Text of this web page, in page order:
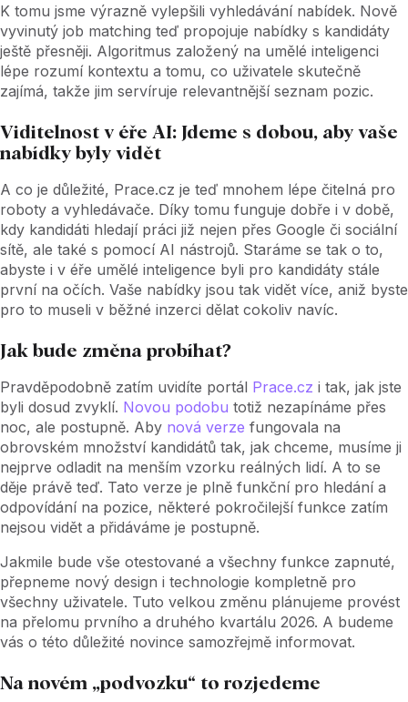
K tomu jsme výrazně vylepšili vyhledávání nabídek. Nově
vyvinutý job matching teď propojuje nabídky s kandidáty
ještě přesněji. Algoritmus založený na umělé inteligenci
lépe rozumí kontextu a tomu, co uživatele skutečně
zajímá, takže jim servíruje relevantnější seznam pozic.
Viditelnost v éře AI: Jdeme s dobou, aby vaše
nabídky byly vidět
A co je důležité, Prace.cz je teď mnohem lépe čitelná pro
roboty a vyhledávače. Díky tomu funguje dobře i v době,
kdy kandidáti hledají práci již nejen přes Google či sociální
sítě, ale také s pomocí AI nástrojů. Staráme se tak o to,
abyste i v éře umělé inteligence byli pro kandidáty stále
první na očích. Vaše nabídky jsou tak vidět více, aniž byste
pro to museli v běžné inzerci dělat cokoliv navíc.
Jak bude změna probíhat?
Pravděpodobně zatím uvidíte portál Prace.cz i tak, jak jste
byli dosud zvyklí. Novou podobu totiž nezapínáme přes
noc, ale postupně. Aby nová verze fungovala na
obrovském množství kandidátů tak, jak chceme, musíme ji
nejprve odladit na menším vzorku reálných lidí. A to se
děje právě teď. Tato verze je plně funkční pro hledání a
odpovídání na pozice, některé pokročilejší funkce zatím
nejsou vidět a přidáváme je postupně.
Jakmile bude vše otestované a všechny funkce zapnuté,
přepneme nový design i technologie kompletně pro
všechny uživatele. Tuto velkou změnu plánujeme provést
na přelomu prvního a druhého kvartálu 2026. A budeme
vás o této důležité novince samozřejmě informovat.
Na novém „podvozku“ to rozjedeme